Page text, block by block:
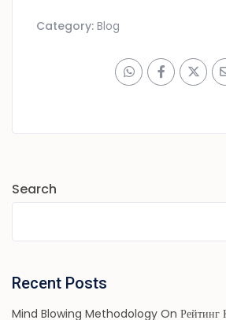
Category:Blog
Search
Recent Posts
Mind Blowing Methodology On Рейтинг